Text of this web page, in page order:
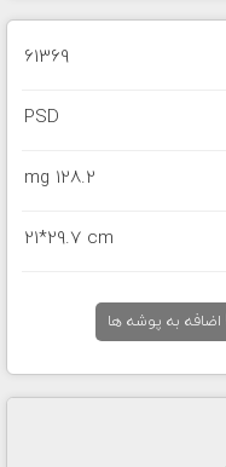
61369
PSD
128.2 mg
21*29.7 cm
اضافه به پوشه ها